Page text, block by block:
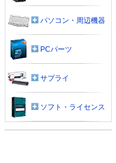
パソコン・周辺機器
PCパーツ
サプライ
ソフト・ライセンス